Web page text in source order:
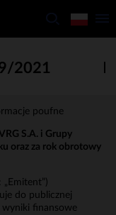
2021
poufne
S.A. i Grupy
oraz za rok obrotowy
do publicznej
finansowe